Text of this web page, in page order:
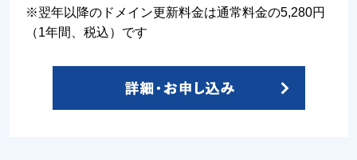
※翌年以降のドメイン更新料金は通常料金の5,280円
（1年間、税込）です